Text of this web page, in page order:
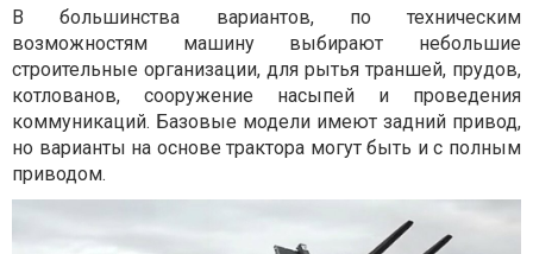
В большинства вариантов, по техническим
возможностям машину выбирают небольшие
строительные организации, для рытья траншей, прудов,
котлованов, сооружение насыпей и проведения
коммуникаций. Базовые модели имеют задний привод,
но варианты на основе трактора могут быть и с полным
приводом.